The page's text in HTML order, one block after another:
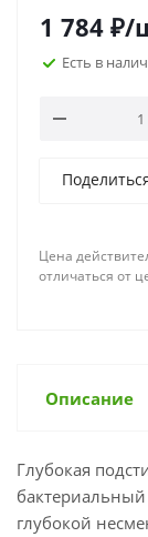
1 784 ₽/
Есть в
Цена
отличаться от
Описание
Глубокая
глубокой